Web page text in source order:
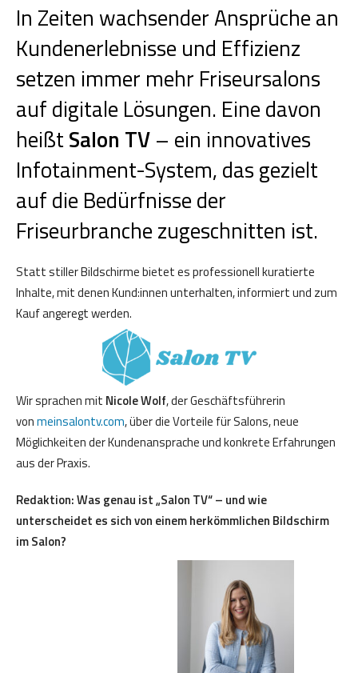
In Zeiten wachsender Ansprüche an
Kundenerlebnisse und Effizienz
setzen immer mehr Friseursalons
auf digitale Lösungen. Eine davon
heißtSalon TV– ein innovatives
Infotainment-System, das gezielt
auf die Bedürfnisse der
Friseurbranche zugeschnitten ist.
Statt stiller Bildschirme bietet es professionell kuratierte
Inhalte, mit denen Kund:innen unterhalten, informiert und zum
Kauf angeregt werden.
Wir sprachen mit Nicole Wolf, der Geschäftsführerin
vonmeinsalontv.com, über die Vorteile für Salons, neue
Möglichkeiten der Kundenansprache und konkrete Erfahrungen
aus der Praxis.
Redaktion: Was genau ist „Salon TV“ – und wie
unterscheidet es sich von einem herkömmlichen Bildschirm
im Salon?